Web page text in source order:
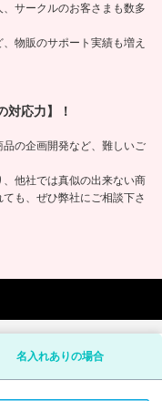
サークルのお客さまも数多
物販のサポート実績も増え
対応力】！
の企画開発など、難しいご
他社では真似の出来ない商
も、ぜひ弊社にご相談下さ
名入れありの場合